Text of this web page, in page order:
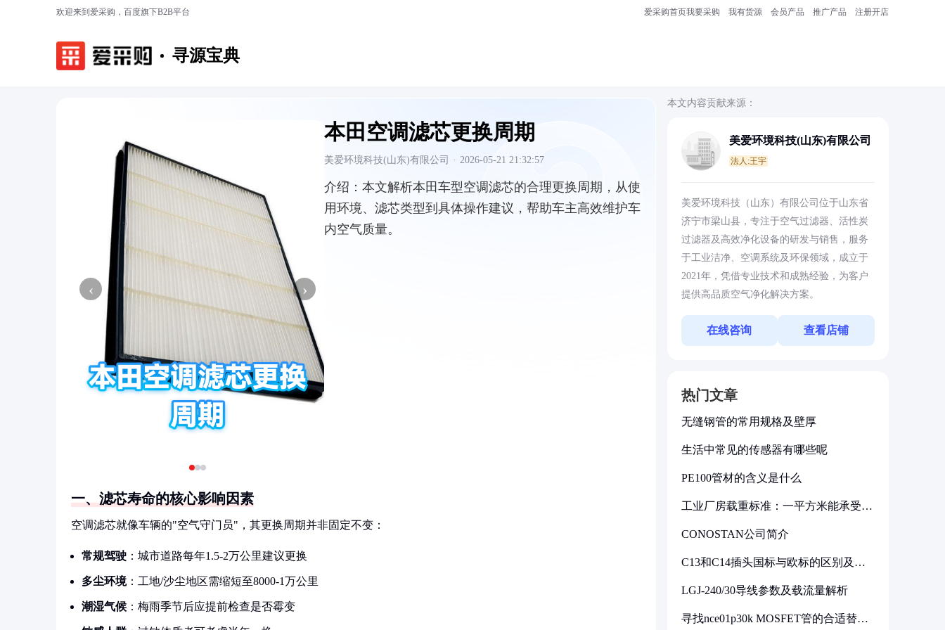
欢迎来到爱采购，百度旗下B2B平台 爱采购首页我要采购 我有货源 会员产品 推广产品 注册开店
寻源宝典
‹ ›
本田空调滤芯更换周期
美爱环境科技(山东)有限公司 · 2026-05-21 21:32:57
介绍： 本文解析本田车型空调滤芯的合理更换周期，从使
用环境、滤芯类型到具体操作建议，帮助车主高效维护车
内空气质量。
一、滤芯寿命的核心影响因素
空调滤芯就像车辆的"空气守门员"，其更换周期并非固定不变：
常规驾驶 ：城市道路每年1.5-2万公里建议更换
多尘环境：工地/沙尘地区需缩短至8000-1万公里
潮湿气候 ：梅雨季节后应提前检查是否霉变
本文内容贡献来源：
美爱环境科技(山东)有限公司
法人:王宇
美爱环境科技（山东）有限公司位于山东省
济宁市梁山县，专注于空气过滤器、活性炭
过滤器及高效净化设备的研发与销售，服务
于工业洁净、空调系统及环保领域，成立于
2021年，凭借专业技术和成熟经验，为客户
提供高品质空气净化解决方案。
在线咨询 查看店铺
热门文章
无缝钢管的常用规格及壁厚
生活中常见的传感器有哪些呢
PE100管材的含义是什么
工业厂房载重标准：一平方米能承受多
CONOSTAN公司简介
C13和C14插头国标与欧标的区别及其
LGJ-240/30导线参数及载流量解析
寻找nce01p30k MOSFET管的合适替代